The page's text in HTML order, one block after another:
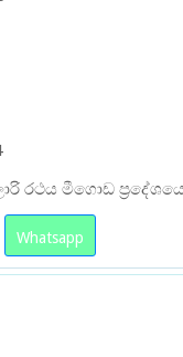
රථය මීගොඩ
Whatsapp